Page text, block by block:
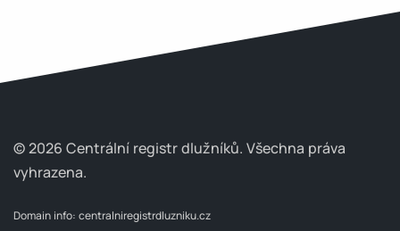
© 2026 Centrální registr dlužníků. Všechna práva
vyhrazena.
Domain info: centralniregistrdluzniku.cz